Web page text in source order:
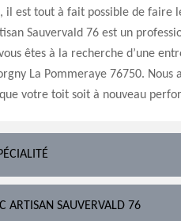
il est tout à fait possible de faire
Sauvervald 76 est un
êtes à la recherche d’une
La Pommeraye 76750. Nous
votre toit soit à nouveau
ARTISAN SAUVERVALD 76